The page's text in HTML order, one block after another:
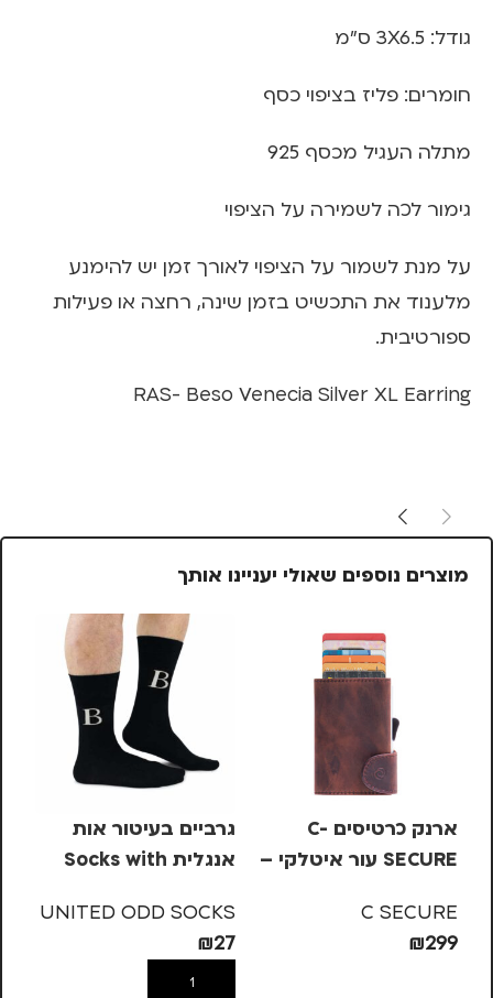
גודל: 3X6.5 ס”מ
חומרים: פליז בציפוי כסף
מתלה העגיל מכסף 925
גימור לכה לשמירה על הציפוי
על מנת לשמור על הציפוי לאורך זמן יש להימנע
מלענוד את התכשיט בזמן שינה, רחצה או פעילות
ספורטיבית.
RAS- Beso Venecia Silver XL Earring
מוצרים נוספים שאולי יעניינו אותך
ארנק כרטיסים C-
SECURE עור איטלקי –
C SECURE
₪299
גרביים בעיטור אות
אנגלית Socks with
UNITED ODD SOCKS
₪27
הוספה לסל